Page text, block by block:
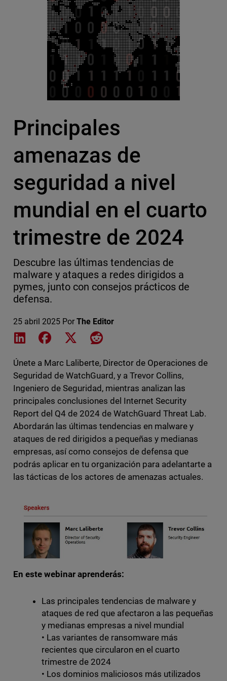
Principales
amenazas de
seguridad a nivel
mundial en el cuarto
trimestre de 2024
Descubre las últimas tendencias de
malware y ataques a redes dirigidos a
pymes, junto con consejos prácticos de
defensa.
25 abril 2025 Por The Editor
Share on LinkedIn
Share on Facebook
Share on XShare on Reddit
Únete a Marc Laliberte, Director de Operaciones de
Seguridad de WatchGuard, y a Trevor Collins,
Ingeniero de Seguridad, mientras analizan las
principales conclusiones del Internet Security
Report del Q4 de 2024 de WatchGuard Threat Lab.
Abordarán las últimas tendencias en malware y
ataques de red dirigidos a pequeñas y medianas
empresas, así como consejos de defensa que
podrás aplicar en tu organización para adelantarte a
las tácticas de los actores de amenazas actuales.
En este webinar aprenderás:
Las principales tendencias de malware y
ataques de red que afectaron a las pequeñas
y medianas empresas a nivel mundial
• Las variantes de ransomware más
recientes que circularon en el cuarto
trimestre de 2024
• Los dominios maliciosos más utilizados